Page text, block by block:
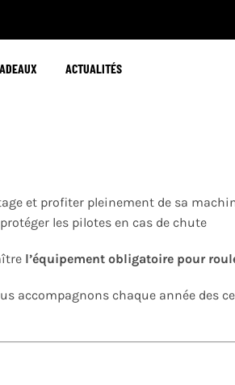
ACTUALITÉS
et profiter pleinement de sa
les pilotes en cas de chute
l’équipement obligatoire pour
accompagnons chaque année des